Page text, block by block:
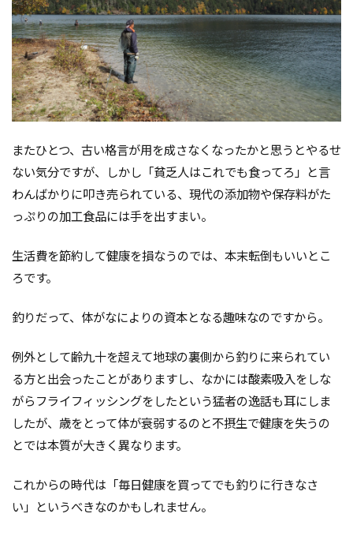
またひとつ、古い格言が用を成さなくなったかと思うとやるせ
ない気分ですが、しかし「貧乏人はこれでも食ってろ」と言
わんばかりに叩き売られている、現代の添加物や保存料がた
っぷりの加工食品には手を出すまい。
生活費を節約して健康を損なうのでは、本末転倒もいいとこ
ろです。
釣りだって、体がなによりの資本となる趣味なのですから。
例外として齢九十を超えて地球の裏側から釣りに来られてい
る方と出会ったことがありますし、なかには酸素吸入をしな
がらフライフィッシングをしたという猛者の逸話も耳にしま
したが、歳をとって体が衰弱するのと不摂生で健康を失うの
とでは本質が大きく異なります。
これからの時代は「毎日健康を買ってでも釣りに行きなさ
い」というべきなのかもしれません。